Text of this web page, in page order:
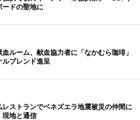
ードの聖地に
血ルーム、献血協力者に「なかむら珈琲」
ルブレンド進呈
レストランでベネズエラ地震被災の仲間に
地と通信